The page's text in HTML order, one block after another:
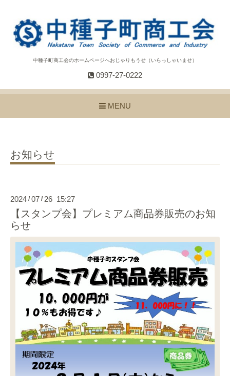
中種子町商工会のホームページへおじゃりもうせ（いらっしゃいませ）
0997-27-0222
MENU
お知らせ
2024 / 07 / 26 15:27
【スタンプ会】プレミアム商品券販売のお知
らせ